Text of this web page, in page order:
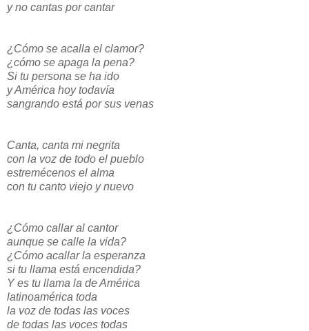
y no cantas por cantar
¿Cómo se acalla el clamor?
¿cómo se apaga la pena?
Si tu persona se ha ido
y América hoy todavía
sangrando está por sus venas
Canta, canta mi negrita
con la voz de todo el pueblo
estremécenos el alma
con tu canto viejo y nuevo
¿Cómo callar al cantor
aunque se calle la vida?
¿Cómo acallar la esperanza
si tu llama está encendida?
Y es tu llama la de América
latinoamérica toda
la voz de todas las voces
de todas las voces todas